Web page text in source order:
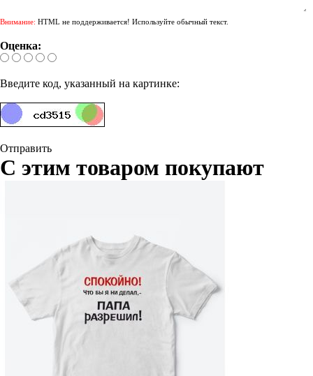
Внимание: HTML не поддерживается! Используйте обычный текст.
Оценка:
Введите код, указанный на картинке:
Отправить
С этим товаром покупают